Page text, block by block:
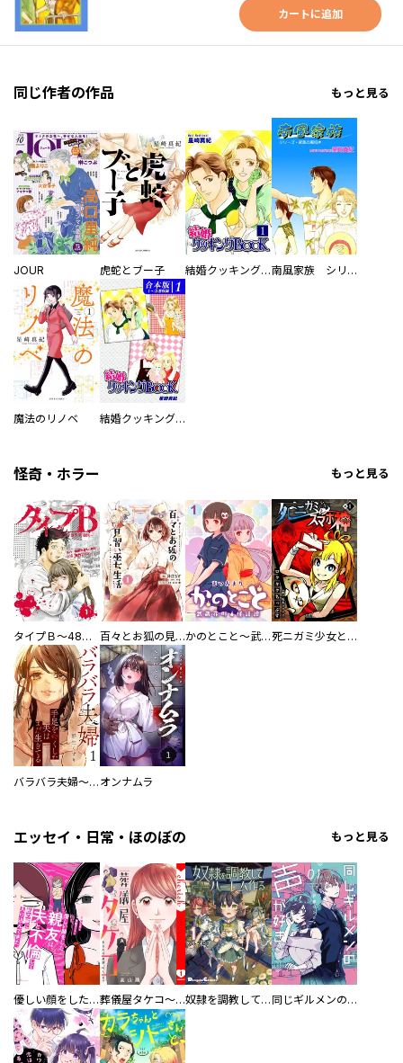
カートに追加
同じ作者の作品 もっと見る
JOUR 虎蛇とブー子 結婚クッキングＢＯＯＫ 南風家族 シリーズ・家族の風向き
魔法のリノベ 結婚クッキングＢＯＯＫ《合本版》
怪奇・ホラー もっと見る
タイプＢ～48時間後、致死率100％～【単話】 百々とお狐の見習い巫女生活【単行本版】 かのとこと～武蔵花町怪話譚～ 【連載版】 死ニガミ少女とスマホ神
バラバラ夫婦～手足をなくした夫はまだ生きてる オンナムラ
エッセイ・日常・ほのぼの もっと見る
優しい顔をした親友は、夫と不倫して私の家に入り込んできた。 葬儀屋タケコ～あなたの最期、叶えます【電子単行本版】 奴隷を調教してハーレム作る 同じギルメンの声が好き